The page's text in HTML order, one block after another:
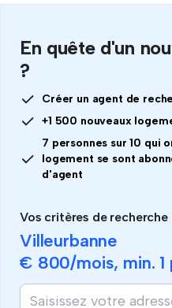
En quête d'un
?
Créer un agent de
+1 500 nouveaux
7 personnes sur 10 qui
logement se sont
d'agent
Vos critères de recherche
Villeurbanne
€ 800/mois, min.